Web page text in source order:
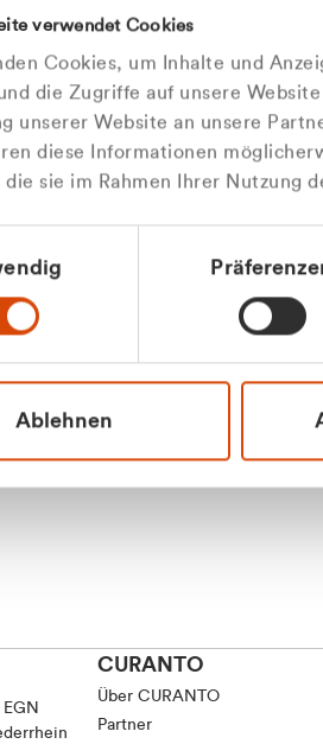
verwendet Cookies
Cookies, um Inhalte und
die Zugriffe auf unsere
unserer Website an unsere
diese Informationen
die sie im Rahmen Ihrer Nutzung
Ablehnen
Zum Abfallberater
Oder
Angebot?
CURANTO
Über CURANTO
Partner